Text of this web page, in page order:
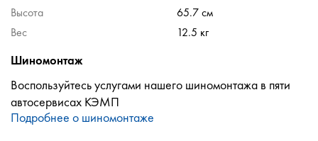
Высота
65.7 см
Вес
12.5 кг
Шиномонтаж
Воспользуйтесь услугами нашего шиномонтажа в пяти
автосервисах КЭМП
Подробнее о шиномонтаже